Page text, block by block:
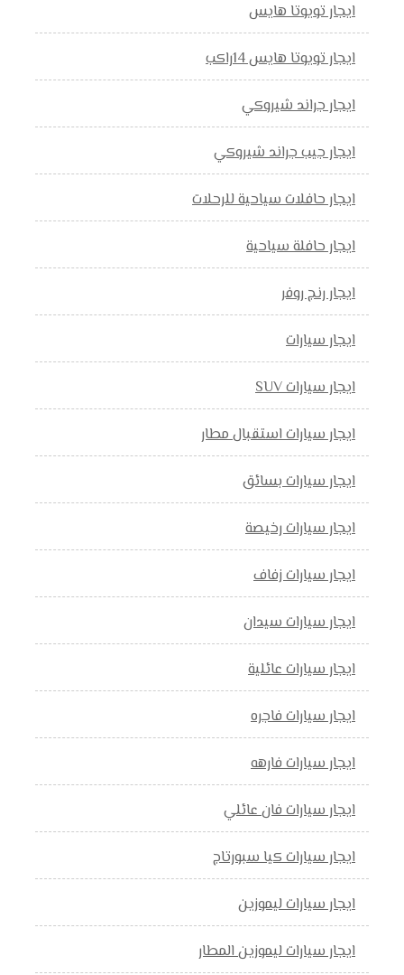
ايجار تويوتا هايس
ايجار تويوتا هايس 14راكب
ايجار جراند شيروكي
ايجار جيب جراند شيروكي
ايجار حافلات سياحية للرحلات
ايجار حافلة سياحية
ايجار رنج روفر
ايجار سيارات
ايجار سيارات SUV
ايجار سيارات استقبال مطار
ايجار سيارات بسائق
ايجار سيارات رخيصة
ايجار سيارات زفاف
ايجار سيارات سيدان
ايجار سيارات عائلية
ايجار سيارات فاجره
ايجار سيارات فارهه
ايجار سيارات فان عائلي
ايجار سيارات كيا سبورتاج
ايجار سيارات ليموزين
ايجار سيارات ليموزين المطار